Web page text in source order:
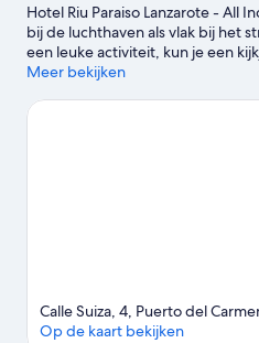
Hotel Riu Paraiso Lanzarote - All
bij de luchthaven als vlak bij het
een leuke activiteit, kun je een
Rubicon. Geniet je liever op een
Carmen. Met de kinderen op
Meer bekijken
Calle Suiza, 4, Puerto del
Op de kaart bekijken